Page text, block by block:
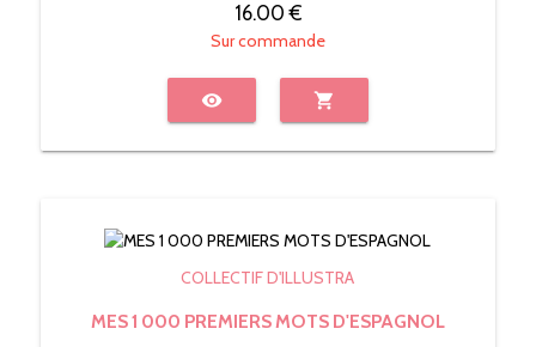
16.00 €
Sur commande
visibility shopping_cart
COLLECTIF D'ILLUSTRA
MES 1 000 PREMIERS MOTS D'ESPAGNOL